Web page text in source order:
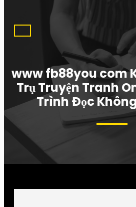
www fb88you com
Trụ Truyện Tranh
Trình Đọc